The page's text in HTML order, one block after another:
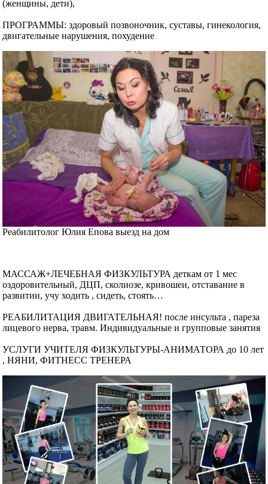
(женщины, дети),
ПРОГРАММЫ: здоровый позвоночник, суставы, гинекология,
двигательные нарушения, похудение
Реабилитолог Юлия Епова выезд на дом
МАССАЖ+ЛЕЧЕБНАЯ ФИЗКУЛЬТУРА деткам от 1 мес
оздоровительный, ДЦП, сколиозе, кривошеи, отставание в
развитии, учу ходить , сидеть, стоять…
РЕАБИЛИТАЦИЯ ДВИГАТЕЛЬНАЯ! после инсульта , пареза
лицевого нерва, травм. Индивидуальные и групповые занятия
УСЛУГИ УЧИТЕЛЯ ФИЗКУЛЬТУРЫ-АНИМАТОРА до 10 лет
, НЯНИ, ФИТНЕСС ТРЕНЕРА